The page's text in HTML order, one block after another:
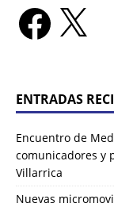
ENTRADAS
Encuentro de
comunicadores y
Villarrica
Nuevas